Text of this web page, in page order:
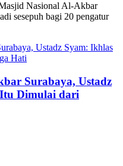
Nasional Al-Akbar
sesepuh bagi 20 pengatur
Surabaya, Ustadz
Dimulai dari